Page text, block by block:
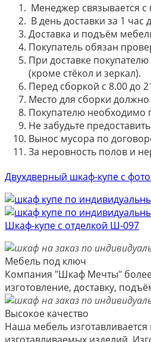
Менеджер связывается с
В день доставки за 1 час
Доставка и подъём
Покупатель обязан
При доставке
(кроме стёкол и зеркал).
Перед сборкой с 8.00 до
Место для сборки
Покупателю необходимо
Не забудьте
Вынос мусора по
За неровность полов и
Двухдверный шкаф-купе с
Шкаф-купе с отделкой Ш-097
Мебель под ключ
Компания "Шкаф Мечты" более
изготовление, доставку,
Высокое качество
Наша мебель
изготавливаемых изделий.